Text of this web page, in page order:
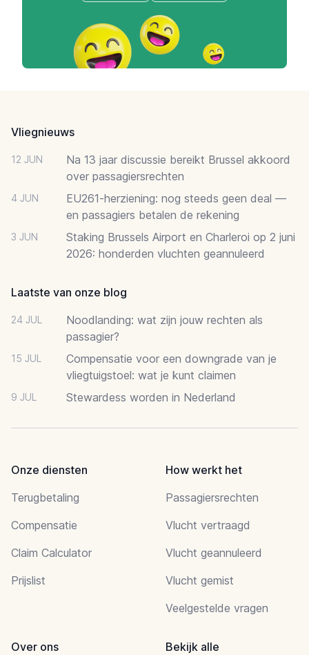
Vliegnieuws
12 JUN
Na 13 jaar discussie bereikt Brussel akkoord
over passagiersrechten
4 JUN
EU261-herziening: nog steeds geen deal —
en passagiers betalen de rekening
3 JUN
Staking Brussels Airport en Charleroi op 2 juni
2026: honderden vluchten geannuleerd
Laatste van onze blog
24 JUL
Noodlanding: wat zijn jouw rechten als
passagier?
15 JUL
Compensatie voor een downgrade van je
vliegtuigstoel: wat je kunt claimen
9 JUL Stewardess worden in Nederland
Onze diensten
Terugbetaling
Compensatie
Claim Calculator
Prijslist
How werkt het
Passagiersrechten
Vlucht vertraagd
Vlucht geannuleerd
Vlucht gemist
Veelgestelde vragen
Over ons
Bekijk alle